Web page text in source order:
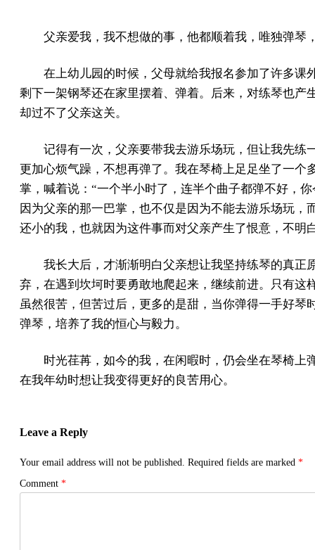
父亲爱我，我不想做的事，他都顺着我，唯独弹琴
在上幼儿园的时候，父母就给我报名参加了许多课
剩下一架钢琴还在家里摆着、弹着。后来，对练琴也
却过不了父亲这关。
记得有一次，父亲要带我去游乐场玩，但让我先练
更加心烦气躁，不想再弹了。我在琴椅上足足坐了一
掌，喊着说：“一个半小时了，连半个曲子都弹不好，
因为父亲的那一巴掌，也不仅是因为不能去游乐场玩
还小的我，也就因为这件事而对父亲产生了恨意，不
我长大后，才渐渐明白父亲想让我坚持练琴的真正
弃，在遇到坎坷时要勇敢地爬起来，继续前进。只有
虽然很苦，但苦过后，更多的是甜，当你弹得一手好
弹琴，培养了我的恒心与毅力。
时光荏苒，如今的我，在闲暇时，仍会坐在琴椅
在我年幼时想让我变得更好的良苦用心。
Leave a Reply
Your email address will not be published. Required fields are marked *
Comment *